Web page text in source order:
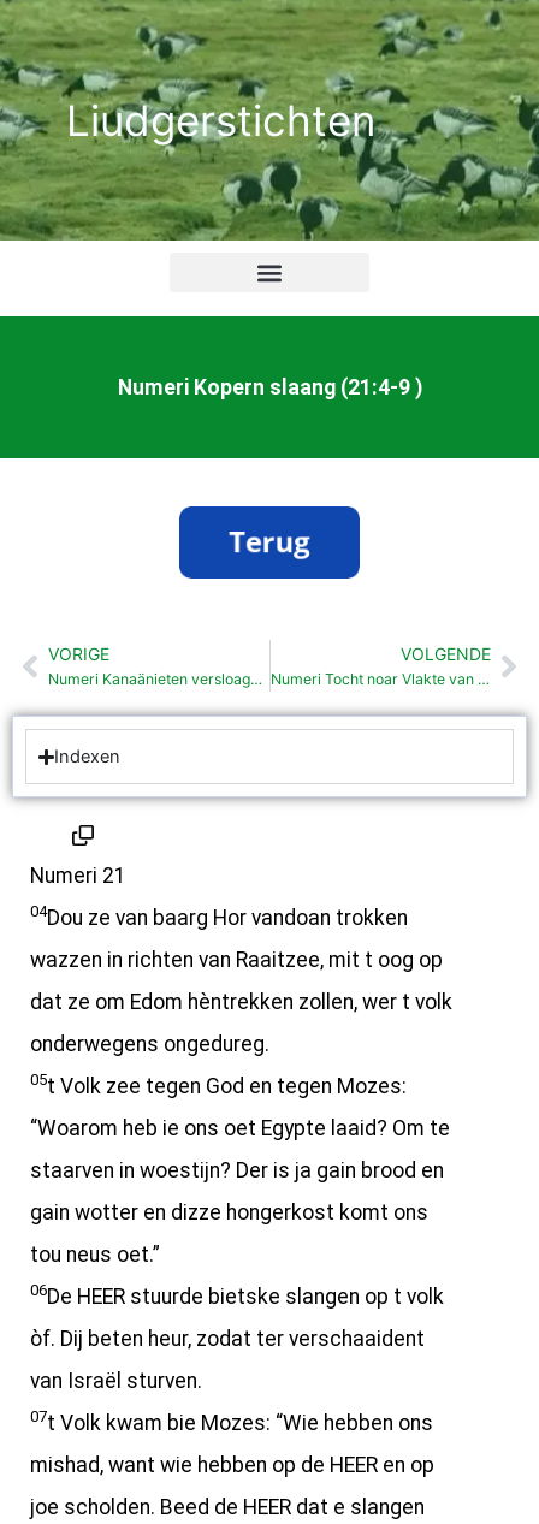
Ga
naar
de
inhoudLiudgerstichten
Numeri Kopern slaang (21:4-9 )
Vorige
VORIGE
Numeri Kanaänieten versloagen bie Chorma (21:1-3 )
VOLGENDE
Numeri Tocht noar Vlakte van Moäb (21:10-20 )
Indexen
Numeri 21
04Dou ze van baarg Hor vandoan trokken
wazzen in richten van Raaitzee, mit t oog op
dat ze om Edom hèntrekken zollen, wer t volk
onderwegens ongedureg.
05t Volk zee tegen God en tegen Mozes:
“Woarom heb ie ons oet Egypte laaid? Om te
staarven in woestijn? Der is ja gain brood en
gain wotter en dizze hongerkost komt ons
tou neus oet.”
06De HEER stuurde bietske slangen op t volk
òf. Dij beten heur, zodat ter verschaaident
van Israël sturven.
07t Volk kwam bie Mozes: “Wie hebben ons
mishad, want wie hebben op de HEER en op
joe scholden. Beed de HEER dat e slangen